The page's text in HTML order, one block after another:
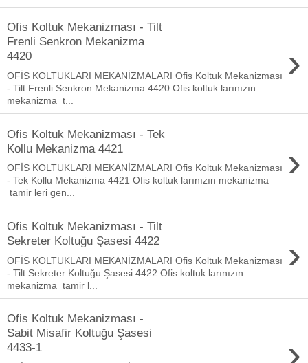
Ofis Koltuk Mekanizması - Tilt
Frenli Senkron Mekanizma
4420
›
OFİS KOLTUKLARI MEKANİZMALARI Ofis Koltuk Mekanizması
- Tilt Frenli Senkron Mekanizma 4420 Ofis koltuk larınızın
mekanizma t...
Ofis Koltuk Mekanizması - Tek
Kollu Mekanizma 4421
›
OFİS KOLTUKLARI MEKANİZMALARI Ofis Koltuk Mekanizması
- Tek Kollu Mekanizma 4421 Ofis koltuk larınızın mekanizma
tamir leri gen...
Ofis Koltuk Mekanizması - Tilt
Sekreter Koltuğu Şasesi 4422
›
OFİS KOLTUKLARI MEKANİZMALARI Ofis Koltuk Mekanizması
- Tilt Sekreter Koltuğu Şasesi 4422 Ofis koltuk larınızın
mekanizma tamir l...
Ofis Koltuk Mekanizması -
Sabit Misafir Koltuğu Şasesi
4433-1